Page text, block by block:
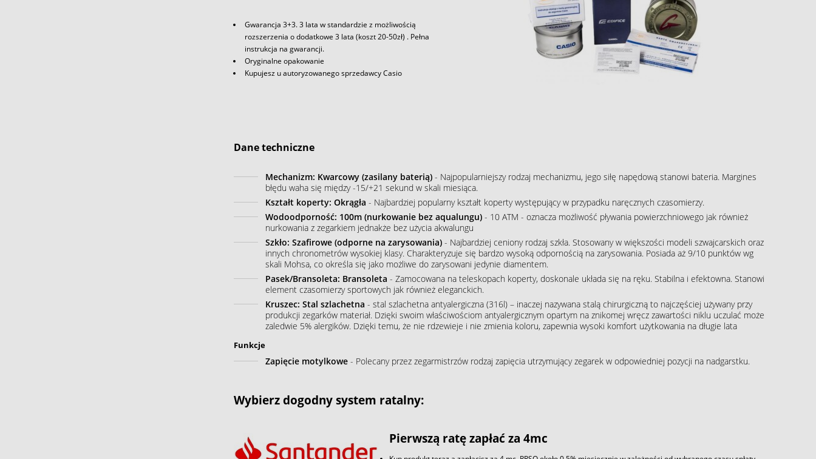
Gwarancja 3+3. 3 lata w standardzie z możliwością
rozszerzenia o dodatkowe 3 lata (koszt 20-50zł) . Pełna
instrukcja na gwarancji.
Oryginalne opakowanie
Kupujesz u autoryzowanego sprzedawcy Casio
Dane techniczne
Mechanizm: Kwarcowy (zasilany baterią)- Najpopularniejszy rodzaj mechanizmu, jego siłę napędową stanowi bateria. Margines
błędu waha się między -15/+21 sekund w skali miesiąca.
Kształt koperty: Okrągła - Najbardziej popularny kształt koperty występujący w przypadku naręcznych czasomierzy.
Wodoodporność: 100m (nurkowanie bez aqualungu)- 10 ATM - oznacza możliwość pływania powierzchniowego jak również
nurkowania z zegarkiem jednakże bez użycia akwalungu
Szkło: Szafirowe (odporne na zarysowania)- Najbardziej ceniony rodzaj szkła. Stosowany w większości modeli szwajcarskich oraz
innych chronometrów wysokiej klasy. Charakteryzuje się bardzo wysoką odpornością na zarysowania. Posiada aż 9/10 punktów wg
skali Mohsa, co określa się jako możliwe do zarysowani jedynie diamentem.
Pasek/Bransoleta: Bransoleta - Zamocowana na teleskopach koperty, doskonale układa się na ręku. Stabilna i efektowna. Stanowi
element czasomierzy sportowych jak również eleganckich.
Kruszec: Stal szlachetna - stal szlachetna antyalergiczna (316l) – inaczej nazywana stalą chirurgiczną to najczęściej używany przy
produkcji zegarków materiał. Dzięki swoim właściwościom antyalergicznym opartym na znikomej wręcz zawartości niklu uczulać może
zaledwie 5% alergików. Dzięki temu, że nie rdzewieje i nie zmienia koloru, zapewnia wysoki komfort użytkowania na długie lata
Funkcje
Zapięcie motylkowe- Polecany przez zegarmistrzów rodzaj zapięcia utrzymujący zegarek w odpowiedniej pozycji na nadgarstku.
Wybierz dogodny system ratalny:
Pierwszą ratę zapłać za 4mc